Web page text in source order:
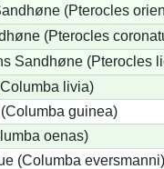
(Pterocles
(Pterocles
Sandhøne (Pterocles
livia)
guinea)
oenas)
(Columba eversmanni)